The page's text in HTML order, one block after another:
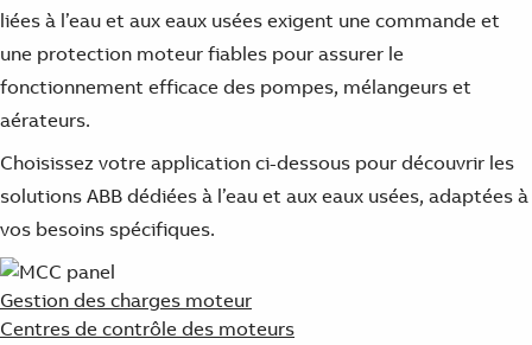
liées à l’eau et aux eaux usées exigent une commande et
une protection moteur fiables pour assurer le
fonctionnement efficace des pompes, mélangeurs et
aérateurs.
Choisissez votre application ci-dessous pour découvrir les
solutions ABB dédiées à l’eau et aux eaux usées, adaptées à
vos besoins spécifiques.
Gestion des charges moteur
Centres de contrôle des moteurs